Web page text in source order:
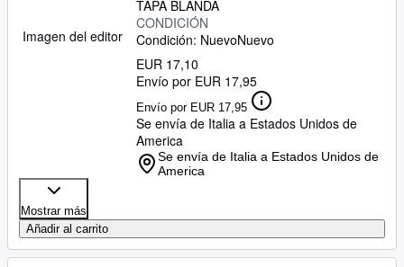
Imagen del editor
TAPA BLANDA
CONDICIÓN
Condición: NuevoNuevo
EUR 17,10
Envío por EUR 17,95
Envío por EUR 17,95
Se envía de Italia a Estados Unidos de
America
Se envía de Italia a Estados Unidos de
America
Mostrar más
Añadir al carrito